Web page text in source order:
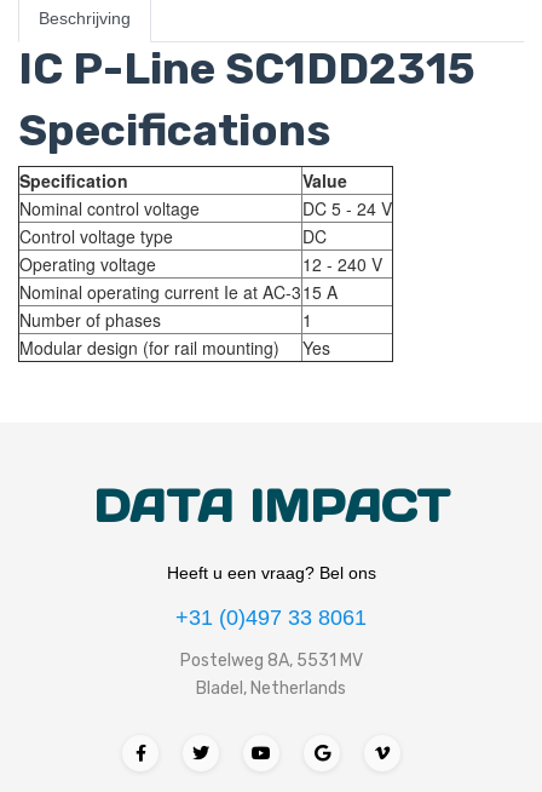
Beschrijving
IC P-Line SC1DD2315
Specifications
Specification
Value
Nominal control voltage
DC 5 - 24 V
Control voltage type
DC
Operating voltage
12 - 240 V
Nominal operating current Ie at AC-315 A
Number of phases
1
Modular design (for rail mounting)
Yes
DATA IMPACT
Heeft u een vraag? Bel ons
+31 (0)497 33 8061
Postelweg 8A, 5531 MV
Bladel, Netherlands